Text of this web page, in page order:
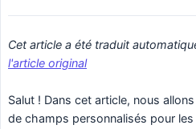
Cet article a été traduit
l'article original
Salut ! Dans cet article, nous
de champs personnalisés pour